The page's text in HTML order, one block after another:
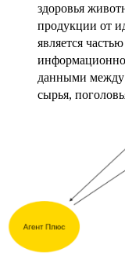
здоровья
продукции от
является
данными между
сырья,